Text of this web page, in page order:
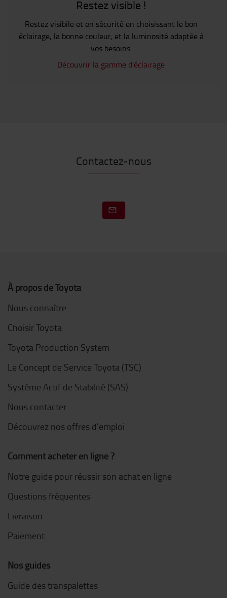
Restez visible !
Restez visibile et en sécurité en choisissant le bon
éclairage, la bonne couleur, et la luminosité adaptée à
vos besoins.
Découvrir la gamme d'éclairage
Contactez-nous
À propos de Toyota
Nous connaître
Choisir Toyota
Toyota Production System
Le Concept de Service Toyota (TSC)
Système Actif de Stabilité (SAS)
Nous contacter
Découvrez nos offres d'emploi
Comment acheter en ligne ?
Notre guide pour réussir son achat en ligne
Questions fréquentes
Livraison
Paiement
Nos guides
Guide des transpalettes